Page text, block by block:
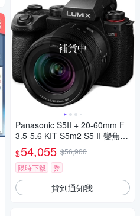
補貨中
Panasonic S5II + 20-60mm F
3.5-5.6 KIT S5m2 S5 II 變焦鏡
組 公司貨
$54,055 $56,900
限時下殺
券
貨到通知我